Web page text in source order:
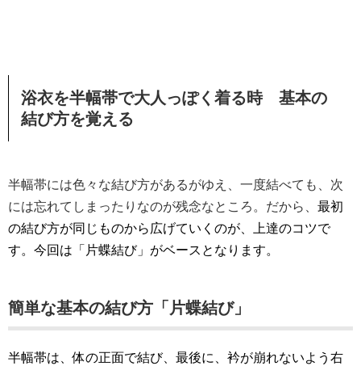
浴衣を半幅帯で大人っぽく着る時 基本の
結び方を覚える
半幅帯には色々な結び方があるがゆえ、一度結べても、次
には忘れてしまったりなのが残念なところ。だから、 最初
の結び方が同じものから広げていくのが、上達のコツで
す。今回は「片蝶結び」がベースとなります。
簡単な基本の結び方「片蝶結び」
半幅帯は、体の正面で結び、最後に、衿が崩れないよう右